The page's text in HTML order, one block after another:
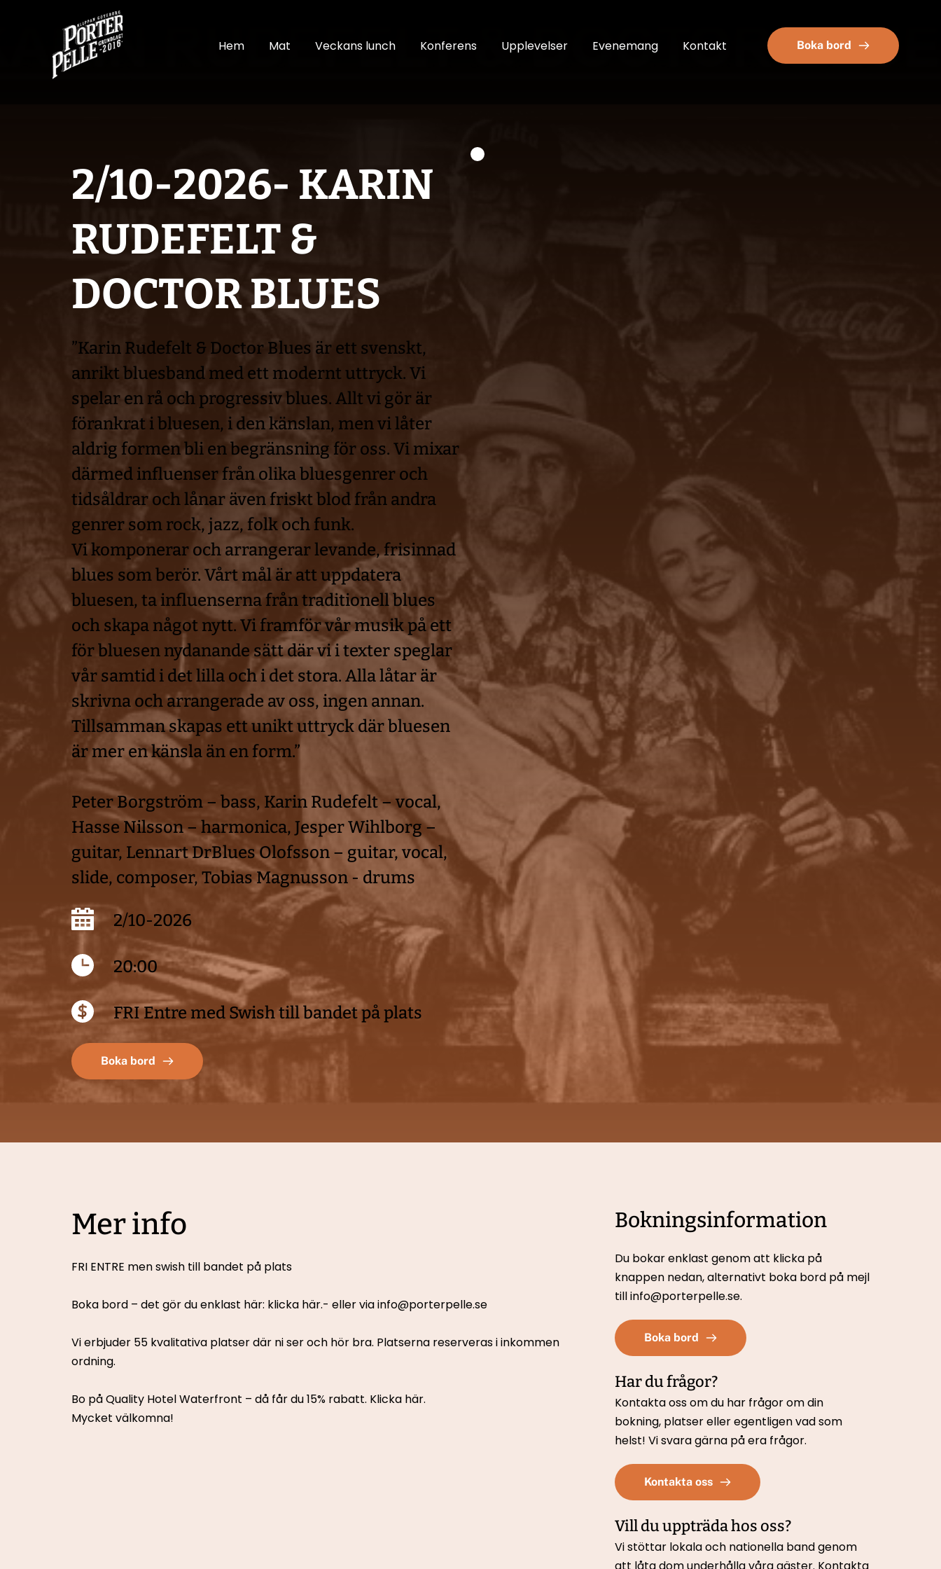
Hem Mat Veckans lunch Konferens Upplevelser Evenemang Kontakt Boka bord
2/10-2026- KARIN
RUDEFELT &
DOCTOR BLUES
”Karin Rudefelt & Doctor Blues är ett svenskt,
anrikt bluesband med ett modernt uttryck. Vi
spelar en rå och progressiv blues. Allt vi gör är
förankrat i bluesen, i den känslan, men vi låter
aldrig formen bli en begränsning för oss. Vi mixar
därmed influenser från olika bluesgenrer och
tidsåldrar och lånar även friskt blod från andra
genrer som rock, jazz, folk och funk.
Vi komponerar och arrangerar levande, frisinnad
blues som berör. Vårt mål är att uppdatera
bluesen, ta influenserna från traditionell blues
och skapa något nytt. Vi framför vår musik på ett
för bluesen nydanande sätt där vi i texter speglar
vår samtid i det lilla och i det stora. Alla låtar är
skrivna och arrangerade av oss, ingen annan.
Tillsamman skapas ett unikt uttryck där bluesen
är mer en känsla än en form.”
Peter Borgström – bass, Karin Rudefelt – vocal,
Hasse Nilsson – harmonica, Jesper Wihlborg –
guitar, Lennart DrBlues Olofsson – guitar, vocal,
slide, composer, Tobias Magnusson - drums
2/10-2026
20:00
FRI Entre med Swish till bandet på plats
Boka bord
Mer info
FRI ENTRE men swish till bandet på plats
Boka bord – det gör du enklast här: klicka här.- eller via info@porterpelle.se
Vi erbjuder 55 kvalitativa platser där ni ser och hör bra. Platserna reserveras i inkommen
ordning.
Bo på Quality Hotel Waterfront – då får du 15% rabatt. Klicka här.
Mycket välkomna!
Bokningsinformation
Du bokar enklast genom att klicka på
knappen nedan, alternativt boka bord på mejl
till info@porterpelle.se.
Boka bord
Har du frågor?
Kontakta oss om du har frågor om din
bokning, platser eller egentligen vad som
helst! Vi svara gärna på era frågor.
Kontakta oss
Vill du uppträda hos oss?
Vi stöttar lokala och nationella band genom